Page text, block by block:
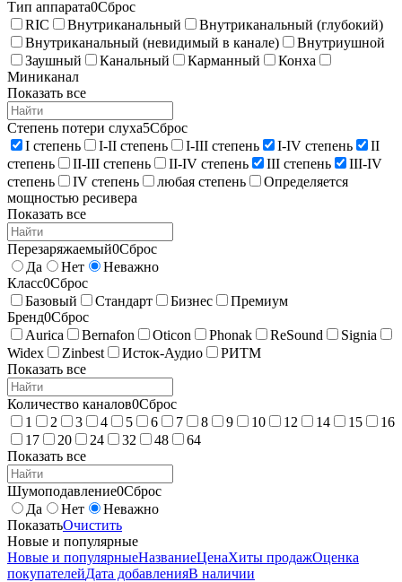
Тип аппарата0Сброс
RIC
Внутриканальный
Внутриканальный (глубокий)
Внутриканальный (невидимый в канале)
Внутриушной
Заушный
Канальный Карманный
Конха
Миниканал
Показать все
Степень потери слуха5Сброс
I степень
I-II степень I-III степень I-IV степень
II
степень
II-III степень II-IV степень III степень
III-IV
степень
IV степень любая степень
Определяется
мощностью ресивера
Показать все
Перезаряжаемый0Сброс
Да
Нет
Неважно
Класс0Сброс
Базовый
Стандарт Бизнес
Премиум
Бренд0Сброс
Aurica
Bernafon Oticon Phonak ReSound
Signia
Widex
Zinbest Исток-Аудио
РИТМ
Показать все
Количество каналов0Сброс
1
2 3 4 5 6 7 8 9 10 12 14 15
16
17
20 24 32 48
64
Показать все
Шумоподавление0Сброс
Да
Нет
Неважно
ПоказатьОчистить
Новые и популярные
Новые и популярныеНазваниеЦенаХиты продажОценка
покупателейДата добавленияВ наличии